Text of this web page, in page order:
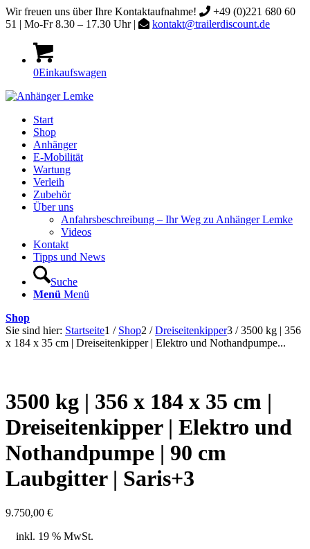
Wir freuen uns über Ihre Kontaktaufnahme!
+49 (0)221 680 60
51 | Mo-Fr 8.30 – 17.30 Uhr |
kontakt@trailerdiscount.de
0Einkaufswagen
Start
Shop
Anhänger
E-Mobilität
Wartung
Verleih
Zubehör
Über uns
Anfahrsbeschreibung – Ihr Weg zu Anhänger Lemke
Videos
Kontakt
Tipps und News
Suche
Menü Menü
Shop
Sie sind hier: Startseite1 / Shop2 / Dreiseitenkipper3 / 3500 kg | 356
x 184 x 35 cm | Dreiseitenkipper | Elektro und Nothandpumpe...
3500 kg | 356 x 184 x 35 cm |
Dreiseitenkipper | Elektro und
Nothandpumpe | 90 cm
Laubgitter | Saris+3
9.750,00 €
inkl. 19 % MwSt.